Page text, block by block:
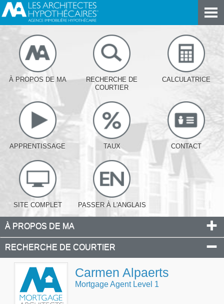
À PROPOS DE MA
RECHERCHE DE
COURTIER
CALCULATRICE
APPRENTISSAGE TAUX CONTACT
SITE COMPLET PASSER À L'ANGLAIS
À PROPOS DE MA
RECHERCHE DE COURTIER
Carmen Alpaerts
Mortgage Agent Level 1